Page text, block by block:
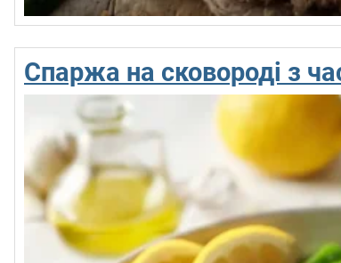
Спаржа на сковороді з